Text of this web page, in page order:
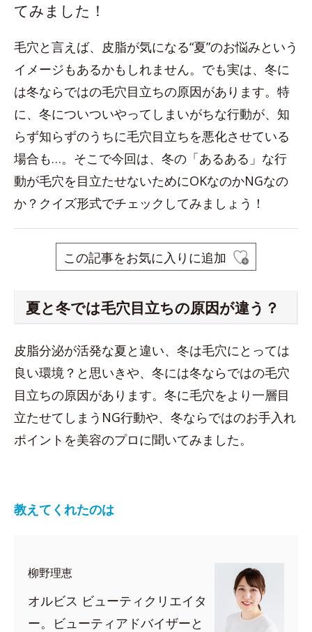
てみました！
毛穴と言えば、皮脂が気になる“夏”のお悩みという
イメージもあるかもしれません。でも実は、冬に
は冬ならではの毛穴目立ちの原因があります。特
に、冬についついやってしまいがちな行動が、知
らず知らずのうちに毛穴目立ちを悪化させている
場合も…。そこで今回は、冬の「あるある」な行
動が毛穴を目立たせないためにOKなのかNGなの
か？クイズ形式でチェックしてみましょう！
この記事をお気に入りに追加
夏と冬では毛穴目立ちの原因が違う？
皮脂分泌が活発な夏と違い、冬は毛穴にとっては
良い環境？と思いきや、冬には冬ならではの毛穴
目立ちの原因があります。冬に毛穴をより一層目
立たせてしまうNG行動や、冬ならではのお手入れ
ポイントを美容のプロに聞いてみました。
教えてくれたのは
柳野理恵
オルビス ビューティクリエイタ
ー。ビューティアドバイザーと